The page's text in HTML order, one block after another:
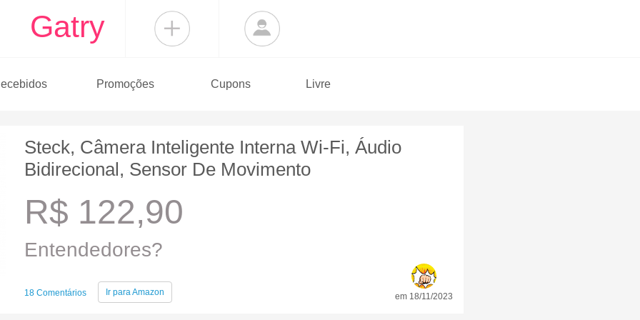
Gatry
Promoções Cupons Livre
Steck, Câmera Inteligente Interna Wi-Fi, Áudio
Bidirecional, Sensor De Movimento
R$ 122,90
Entendedores?
18 Comentários Ir paraAmazon em 18/11/2023